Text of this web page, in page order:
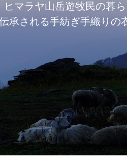
ヒマラヤ山岳遊牧民の暮
承される手紡ぎ手織りの